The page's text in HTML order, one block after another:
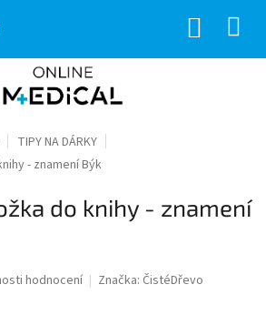
TIPY NA DÁRKY
- znamení Býk
do knihy - znamení
hodnocení Značka: ČistéDřevo